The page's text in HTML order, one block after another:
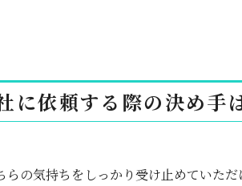
に依頼する際の決め手
らの気持ちをしっかり受け止めていた